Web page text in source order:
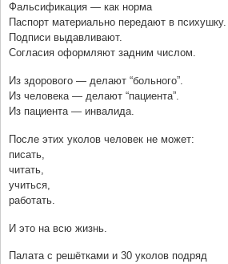
Фальсификация — как норма
Паспорт материально передают в психушку.
Подписи выдавливают.
Согласия оформляют задним числом.
Из здорового — делают “больного”.
Из человека — делают “пациента”.
Из пациента — инвалида.
После этих уколов человек не может:
писать,
читать,
учиться,
работать.
И это на всю жизнь.
Палата с решётками и 30 уколов подряд